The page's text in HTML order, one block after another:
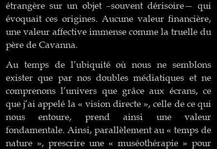
étrangère sur un objet –souvent dérisoire— qui
évoquait ces origines. Aucune valeur financière,
une valeur affective immense comme la truelle du
père de Cavanna.
Au temps de l’ubiquité où nous ne semblons
exister que par nos doubles médiatiques et ne
comprenons l’univers que grâce aux écrans, ce
que j’ai appelé la « vision directe », celle de ce qui
nous entoure, prend ainsi une valeur
fondamentale. Ainsi, parallèlement au « temps de
nature », prescrire une « muséothérapie » pour